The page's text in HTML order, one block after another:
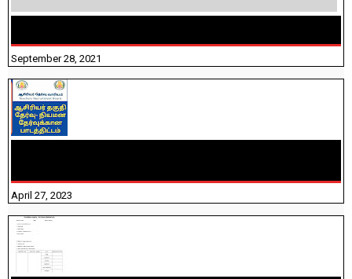
September 28, 2021
April 27, 2023